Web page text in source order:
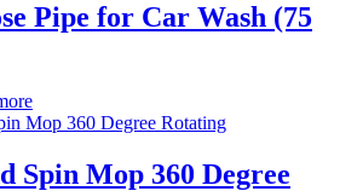
Pipe for Car Wash (75
Spin Mop 360 Degree